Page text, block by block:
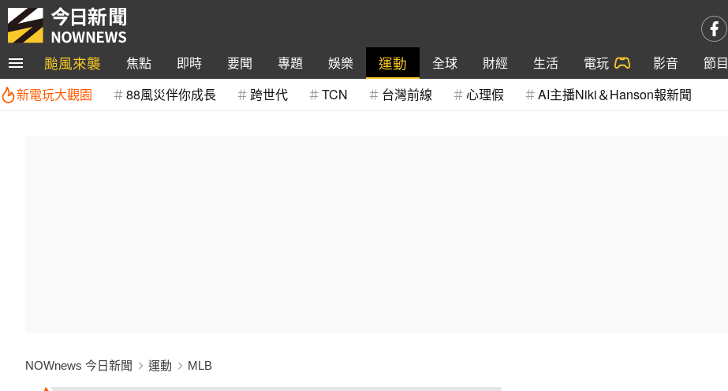
颱風來襲 焦點 即時 要聞 專題 娛樂 運動 全球 財經 生活 電玩 影音 節目
新電玩大觀園
88風災伴你成長 跨世代 TCN 台灣前線 心理假 AI主播Niki＆Hanson報新聞
NOWnews 今日新聞 運動 MLB